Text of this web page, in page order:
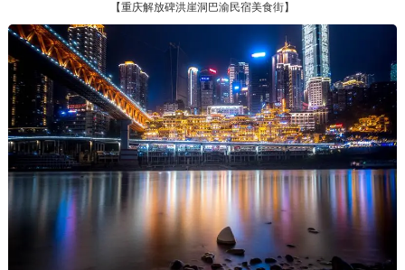
【重庆解放碑洪崖洞巴渝民宿美食街】